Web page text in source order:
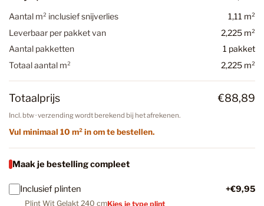
Aantal m² inclusief snijverlies
1,11 m²
Leverbaar per pakket van
2,225 m²
Aantal pakketten
1 pakket
Totaal aantal m²
2,225 m²
Totaalprijs €88,89
Incl. btw · verzending wordt berekend bij het afrekenen.
Vul minimaal 10 m² in om te bestellen.
Maak je bestelling compleet
Inclusief plinten +€9,95
Plint Wit Gelakt 240 cmKies je type plint